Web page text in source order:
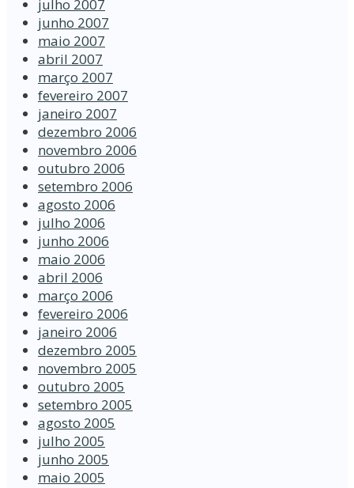
julho 2007
junho 2007
maio 2007
abril 2007
março 2007
fevereiro 2007
janeiro 2007
dezembro 2006
novembro 2006
outubro 2006
setembro 2006
agosto 2006
julho 2006
junho 2006
maio 2006
abril 2006
março 2006
fevereiro 2006
janeiro 2006
dezembro 2005
novembro 2005
outubro 2005
setembro 2005
agosto 2005
julho 2005
junho 2005
maio 2005